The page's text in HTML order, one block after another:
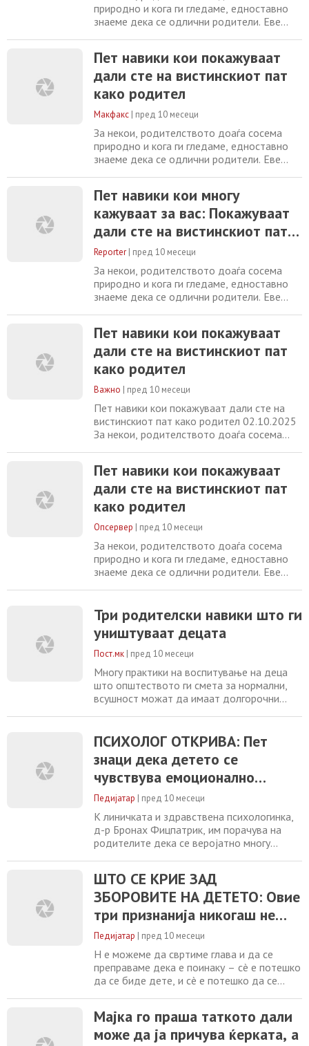
природно и кога ги гледаме, едноставно
знаеме дека се одлични родители. Еве
со YourTango кои пет работи што ги прават
родителите можат да откријат дека сме
на вистинскиот пат кога станува збор за
родителството. Еве ги 5-те едноставни
навики
Пет навики кои покажуваат
дали сте на вистинскиот пат
како родител
Макфакс | пред 10 месеци
За некои, родителството доаѓа сосема
природно и кога ги гледаме, едноставно
знаеме дека се одлични родители. Еве
со YourTango кои пет работи што ги прават
родителите можат да откријат дека сме
на вистинскиот пат кога станува збор за
родителството. Еве ги 5-те едноставни
навики
Пет навики кои многу
кажуваат за вас: Покажуваат
дали сте на вистинскиот пат
како родител
Reporter | пред 10 месеци
За некои, родителството доаѓа сосема
природно и кога ги гледаме, едноставно
знаеме дека се одлични родители. Еве
со YourTango кои пет работи што ги прават
родителите можат да откријат дека сме
на вистинскиот пат кога станува збор за
родителството. Еве ги 5-те едноставни
навики
Пет навики кои покажуваат
дали сте на вистинскиот пат
како родител
Важно | пред 10 месеци
Пет навики кои покажуваат дали сте на
вистинскиот пат како родител 02.10.2025
За некои, родителството доаѓа сосема
како можеме да ги препознаеме. Семејниот
психотерапевт Мелани Мекграт сподели
со YourTango кои пет работи што ги прават
родителите можат да откријат дека сме
на
Пет навики кои покажуваат
дали сте на вистинскиот пат
како родител
Опсервер | пред 10 месеци
За некои, родителството доаѓа сосема
природно и кога ги гледаме, едноставно
знаеме дека се одлични родители. Еве
со YourTango кои пет работи што ги прават
родителите можат да откријат дека сме
на вистинскиот пат кога станува збор за
родителството. Еве ги 5-те едноставни
Три родителски навики што ги
уништуваат децата
Пост.мк | пред 10 месеци
Многу практики на воспитување на деца
што општеството ги смета за нормални,
всушност можат да имаат долгорочни
познатиот психијатар Габор Мате
предупредува дека родителите често се
водени од совети и методи што ги
потиснуваат природните потреби на
ПСИХОЛОГ ОТКРИВА: Пет
знаци дека детето се
чувствува емоционално
безбедно – и дека вие
правите добра работа
Педијатар | пред 10 месеци
К линичката и здравствена психологинка,
д-р Бронах Фицпатрик, им порачува на
родителите дека се веројатно многу
клучните знаци преку кои може да се
препознае дали детето се чувствува
емоционално безбедно, и своите
набљудувања, засновани на долгогодишна
пракса. Темелот на здравиот
ШТО СЕ КРИЕ ЗАД
ЗБОРОВИТЕ НА ДЕТЕТО: Овие
три признанија никогаш не
треба да ги игнорирате
Педијатар | пред 10 месеци
Н е можеме да свртиме глава и да се
преправаме дека е поинаку – сè е потешко
да се биде дете, и сè е потешко да се
дека времињата се сменија и дека денес е
потешко за сите вклучени во
Мајка го праша таткото дали
може да ја причува ќерката, а